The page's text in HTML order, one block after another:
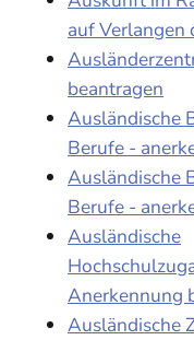
auf Verlangen
beantragen
Ausländische
Berufe -
Ausländische
Berufe -
Ausländische
Anerkennung
Ausländische